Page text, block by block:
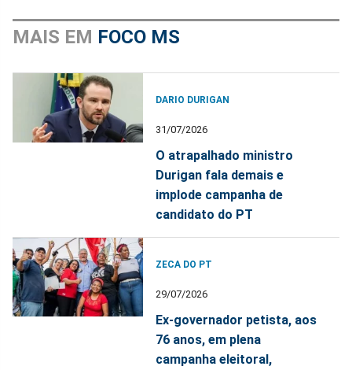
MAIS EM FOCO MS
DARIO DURIGAN
31/07/2026
O atrapalhado ministro
Durigan fala demais e
implode campanha de
candidato do PT
ZECA DO PT
29/07/2026
Ex-governador petista, aos
76 anos, em plena
campanha eleitoral,